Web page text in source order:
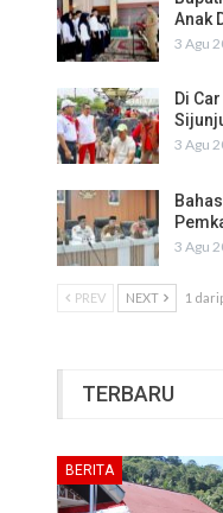
Anak
3 Agu
Di
3 Agu
3 Agu
PREV NEXT 1
TERBARU
BERITA